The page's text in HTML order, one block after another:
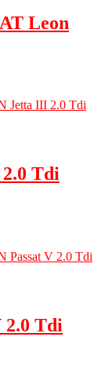
Leon
Tdi
2.0 Tdi